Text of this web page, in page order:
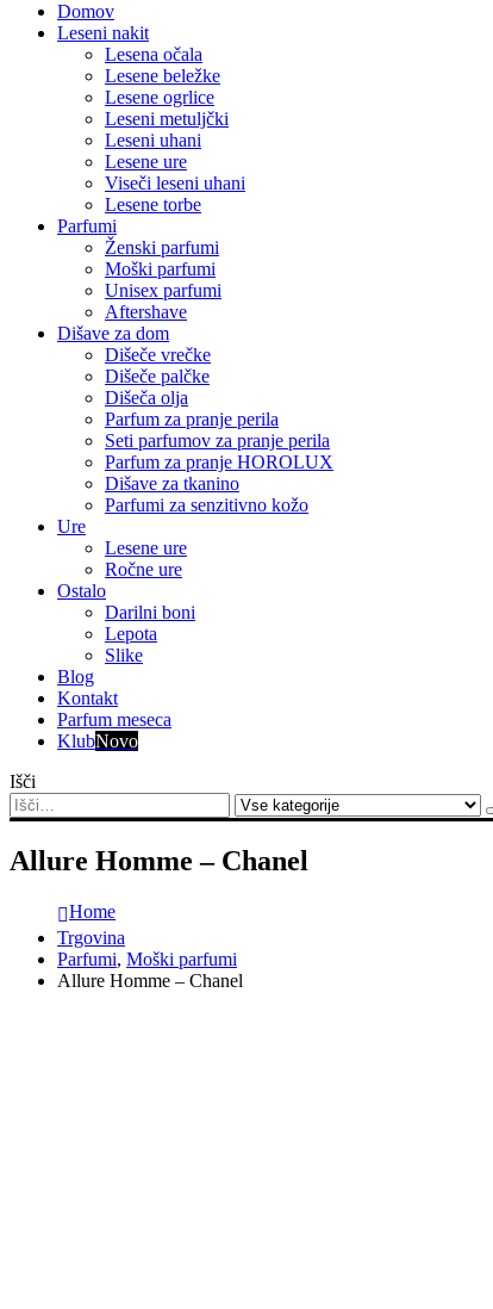
Domov
Leseni nakit
Lesena očala
Lesene beležke
Lesene ogrlice
Leseni metuljčki
Leseni uhani
Lesene ure
Viseči leseni uhani
Lesene torbe
Parfumi
Ženski parfumi
Moški parfumi
Unisex parfumi
Aftershave
Dišave za dom
Dišeče vrečke
Dišeče palčke
Dišeča olja
Parfum za pranje perila
Seti parfumov za pranje perila
Parfum za pranje HOROLUX
Dišave za tkanino
Parfumi za senzitivno kožo
Ure
Lesene ure
Ročne ure
Ostalo
Darilni boni
Lepota
Slike
Blog
Kontakt
Parfum meseca
KlubNovo
Išči
Allure Homme – Chanel
Home
Trgovina
Parfumi, Moški parfumi
Allure Homme – Chanel